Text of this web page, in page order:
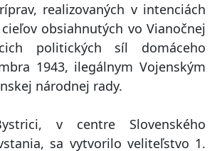
realizovaných v intenciách
obsiahnutých vo Vianočnej
politických síl domáceho
1943, ilegálnym Vojenským
národnej rady.
v centre Slovenského
sa vytvorilo veliteľstvo 1.